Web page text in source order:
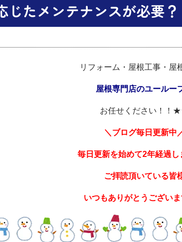
じたメンテナンスが必要？
リフォーム・屋根工事・屋
屋根専門店のユールー
お任せください！！
＼ブログ毎日更新中
毎日更新を始めて2年経過し
ご拝読頂いている皆
いつもありがとうござい